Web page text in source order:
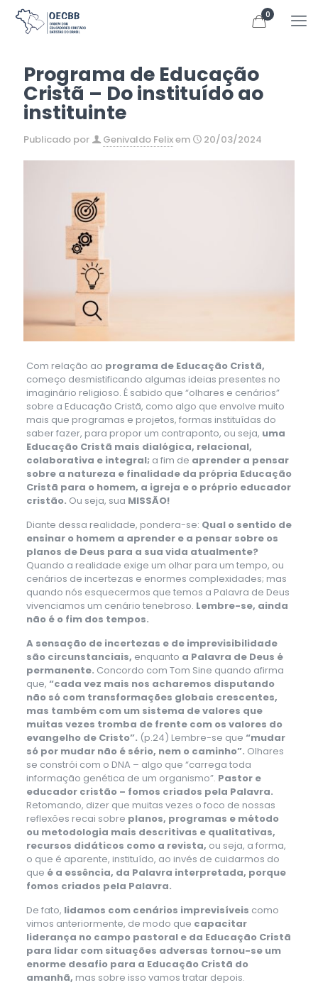
0
Programa de Educação
Cristã – Do instituído ao
instituinte
Publicado por Genivaldo Felixem 20/03/2024
Com relação ao programa de Educação Cristã,
começo desmistificando algumas ideias presentes no
imaginário religioso. É sabido que “olhares e cenários”
sobre a Educação Cristã, como algo que envolve muito
mais que programas e projetos, formas instituídas do
saber fazer, para propor um contraponto, ou seja, uma
Educação Cristã mais dialógica, relacional,
colaborativa e integral; a fim de aprender a pensar
sobre a natureza e finalidade da própria Educação
Cristã para o homem, a igreja e o próprio educador
cristão. Ou seja, sua MISSÃO!
Diante dessa realidade, pondera-se: Qual o sentido de
ensinar o homem a aprender e a pensar sobre os
planos de Deus para a sua vida atualmente?
Quando a realidade exige um olhar para um tempo, ou
cenários de incertezas e enormes complexidades; mas
quando nós esquecermos que temos a Palavra de Deus
vivenciamos um cenário tenebroso. Lembre-se, ainda
não é o fim dos tempos.
A sensação de incertezas e de imprevisibilidade
são circunstanciais, enquanto a Palavra de Deus é
permanente. Concordo com Tom Sine quando afirma
que, “cada vez mais nos acharemos disputando
não só com transformações globais crescentes,
mas também com um sistema de valores que
muitas vezes tromba de frente com os valores do
evangelho de Cristo”. (p.24) Lembre-se que “mudar
só por mudar não é sério, nem o caminho”. Olhares
se constrói com o DNA – algo que “carrega toda
informação genética de um organismo”. Pastor e
educador cristão – fomos criados pela Palavra.
Retomando, dizer que muitas vezes o foco de nossas
reflexões recai sobre planos, programas e método
ou metodologia mais descritivas e qualitativas,
recursos didáticos como a revista, ou seja, a forma,
o que é aparente, instituído, ao invés de cuidarmos do
que é a essência, da Palavra interpretada, porque
fomos criados pela Palavra.
De fato, lidamos com cenários imprevisíveis como
vimos anteriormente, de modo que capacitar
liderança no campo pastoral e da Educação Cristã
para lidar com situações adversas tornou-se um
enorme desafio para a Educação Cristã do
amanhã, mas sobre isso vamos tratar depois.